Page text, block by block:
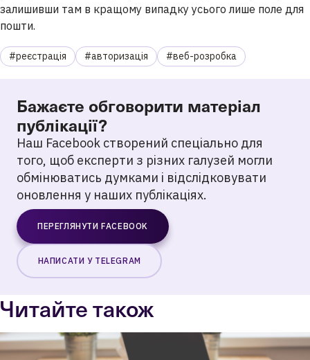
залишивши там в кращому випадку усього лише поле для
пошти.
#реєстрація #авторизація #веб-розробка
Бажаєте обговорити матеріал
публікації?
Наш Facebook створений спеціально для
того, щоб експерти з різних галузей могли
обмінюватись думками і відслідковувати
оновлення у наших публікаціях.
ПЕРЕГЛЯНУТИ FACEBOOK
НАПИСАТИ У TELEGRAM
Читайте також